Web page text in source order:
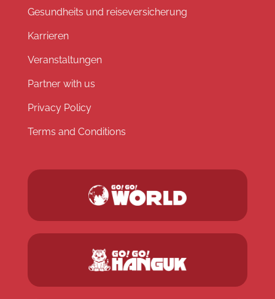
Gesundheits und reiseversicherung
Karrieren
Veranstaltungen
Partner with us
Privacy Policy
Terms and Conditions